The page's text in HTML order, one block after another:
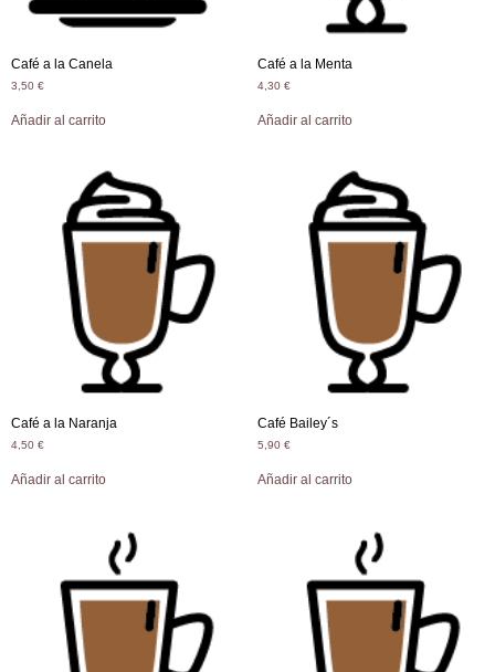
Café a la Canela
3,50 €
Añadir al carrito
Café a la Menta
4,30 €
Añadir al carrito
Café a la Naranja
4,50 €
Añadir al carrito
Café Bailey´s
5,90 €
Añadir al carrito